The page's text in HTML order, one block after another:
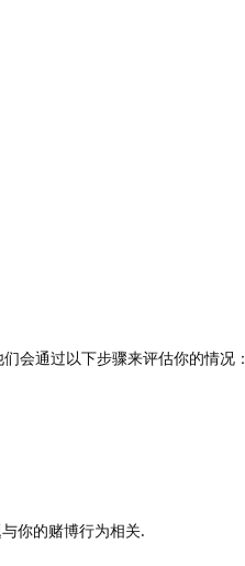
会通过以下步骤来评估你的情况：
你的赌博行为相关.